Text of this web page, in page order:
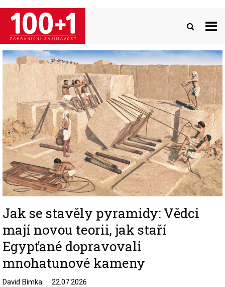
Přejít
hlavnímu
obsahu
Image
Jak se stavěly pyramidy: Vědci
mají novou teorii, jak staří
Egypťané dopravovali
mnohatunové kameny
David Bimka 22.07.2026